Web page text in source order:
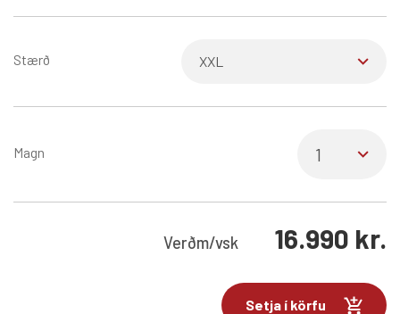
Stærð
Magn
Verðm/vsk 16.990 kr.
Setja í körfu